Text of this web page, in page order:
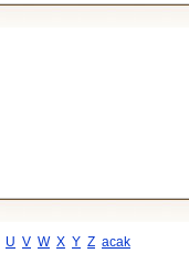
U V W X Y Z acak